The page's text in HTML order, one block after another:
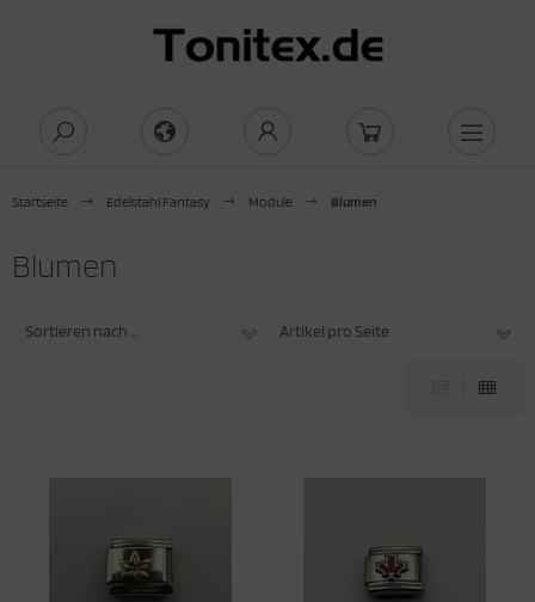
Startseite Edelstahl Fantasy Module Blumen
Blumen
Sortieren nach ... Artikel pro Seite